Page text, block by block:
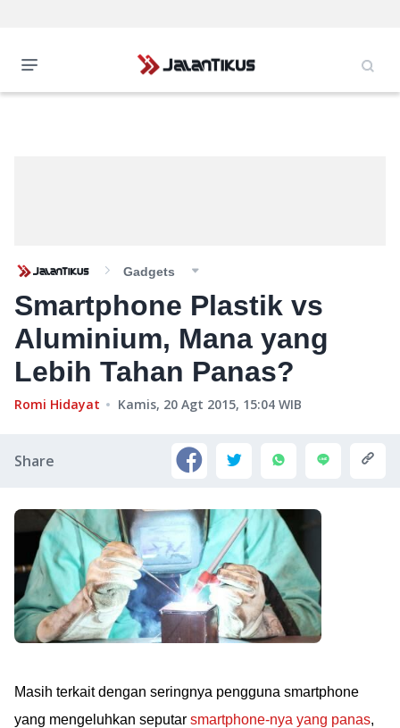
Gadgets
Smartphone Plastik vs
Aluminium, Mana yang
Lebih Tahan Panas?
Romi Hidayat Kamis, 20 Agt 2015, 15:04 WIB
Share
Masih terkait dengan seringnya pengguna smartphone
yang mengeluhkan seputar smartphone-nya yang panas,